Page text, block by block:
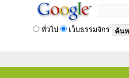
ทั่วไป เว็บธรรมจักร